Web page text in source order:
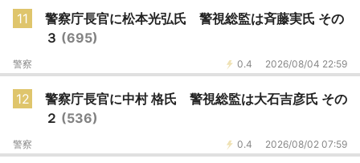
11
警察庁長官に松本光弘氏 警視総監は斉藤実氏 その
３ (695)
0.4 2026/08/04 22:59
警察
12
警察庁長官に中村 格氏 警視総監は大石吉彦氏 その
２ (536)
0.4 2026/08/02 07:59
警察